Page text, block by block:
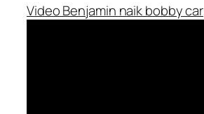
Video Benjamin naik bobby car